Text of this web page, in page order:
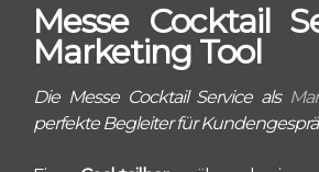
Messe Cocktail
Marketing Tool
Die Messe Cocktail Service als
perfekte Begleiter für